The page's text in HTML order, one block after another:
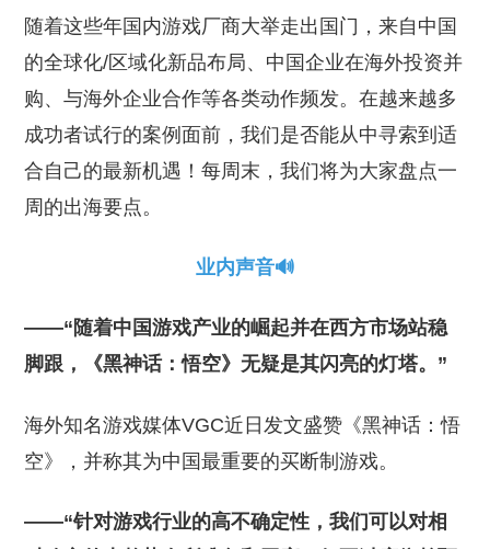
随着这些年国内游戏厂商大举走出国门，来自中国
的全球化/区域化新品布局、中国企业在海外投资并
购、与海外企业合作等各类动作频发。在越来越多
成功者试行的案例面前，我们是否能从中寻索到适
合自己的最新机遇！每周末，我们将为大家盘点一
周的出海要点。
业内声音🔊
——“随着中国游戏产业的崛起并在西方市场站稳
脚跟，《黑神话：悟空》无疑是其闪亮的灯塔。”
海外知名游戏媒体VGC近日发文盛赞《黑神话：悟
空》，并称其为中国最重要的买断制游戏。
——“针对游戏行业的高不确定性，我们可以对相